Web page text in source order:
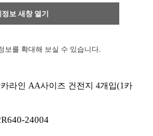
보 새창 열기
보를 확대해 보실 수 있습니다.
라인 AA사이즈 건전지 4개입(1카
24004